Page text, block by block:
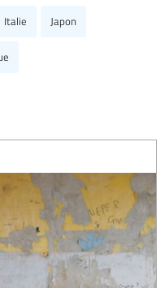
Italie Japon